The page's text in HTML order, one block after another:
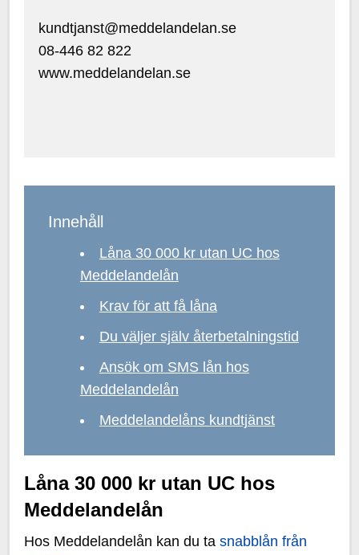
kundtjanst@meddelandelan.se
08-446 82 822
www.meddelandelan.se
Innehåll
Låna 30 000 kr utan UC hos
Meddelandelån
Krav för att få låna
Du väljer själv återbetalningstid
Ansök om SMS lån hos
Meddelandelån
Meddelandelåns kundtjänst
Låna 30 000 kr utan UC hos
Meddelandelån
Hos Meddelandelån kan du tasnabblån från